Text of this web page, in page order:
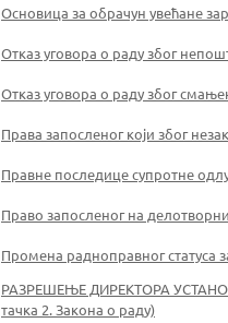
Основица за обрачун увећане
Отказ уговора о раду због
Отказ уговора о раду због
Права запосленог који због
Правне последице супротне
Право запосленог на
Промена радноправног статуса
РАЗРЕШЕЊЕ ДИРЕКТОРА УСТАНОВЕ
тачка 2. Закона о раду)